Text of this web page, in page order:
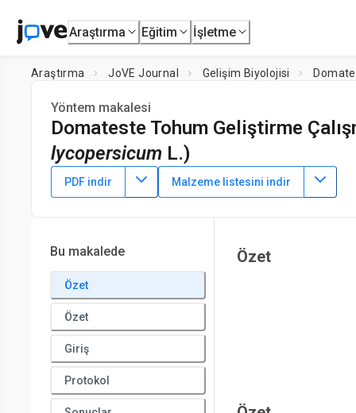
Araştırma Eğitim İşletme
Araştırma JoVE Journal Gelişim Biyolojisi
Yöntem makalesi
Domateste Tohum Geliştirme
lycopersicum L.)
DOI: 10.3791/64445 ⸱ 7 Eylül 2022
Yixuan Feng1,2,Tai Wang1,2,3,Lingtong Liu1
Academy of Sciences
PDF indir Malzeme listesini indir
Bu makalede
Özet
Özet
Giriş
Protokol
Özet